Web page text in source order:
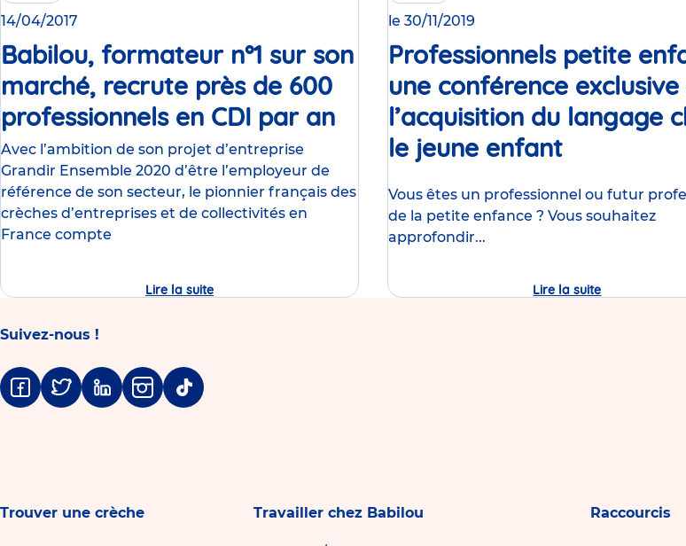
14/04/2017
Babilou, formateur n°1 sur son
marché, recrute près de 600
professionnels en CDI par an Communiqué
presse
Avec l’ambition de son projet d’entreprise
Grandir Ensemble 2020 d’être l’employeur de
référence de son secteur, le pionnier français des
crèches d’entreprises et de collectivités en
France compte
Lire la suite
formateur
le 30/11/2019
Professionnels petite
une conférence
l’acquisition du langage
le jeune enfant
Vous êtes un professionnel ou futur
de la petite enfance ? Vous souhaitez
approfondir...
Lire la suite
petite
Suivez-nous !
Facebook
TwitterLinkedinInstagram
Tiktok
Trouver une crèche Travailler chez Babilou Raccourcis